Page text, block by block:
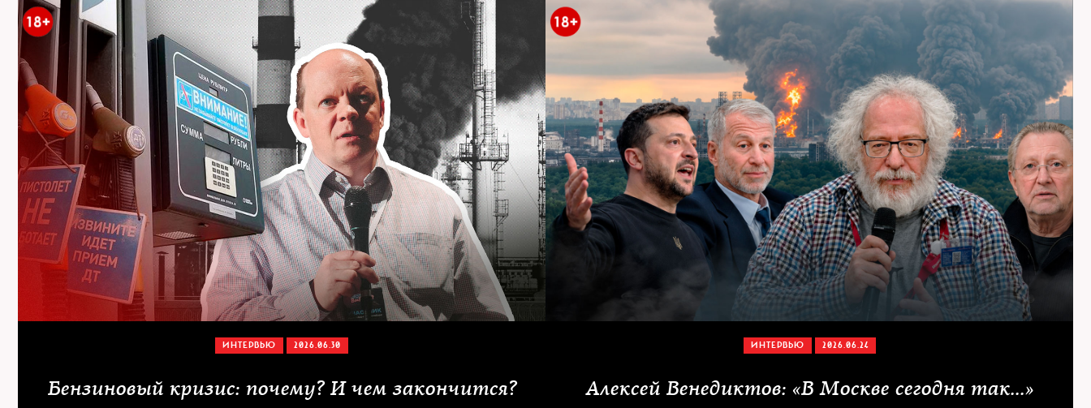
ИНТЕРВЬЮ 2026.06.30
Бензиновый кризис: почему? И чем закончится?
ИНТЕРВЬЮ 2026.06.24
Алексей Венедиктов: «В Москве сегодня так...»